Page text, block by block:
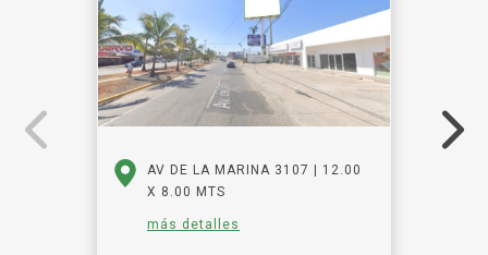
AV DE LA MARINA 3107 | 12.00
X 8.00 MTS
más detalles